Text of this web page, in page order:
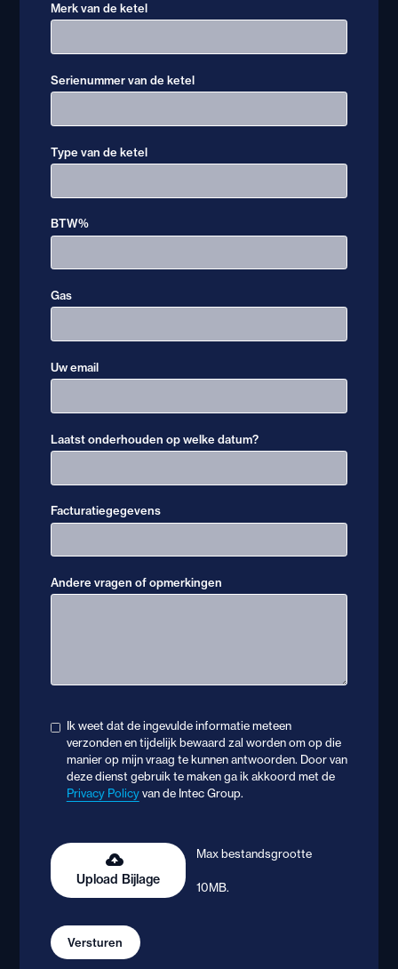
Merk van de ketel
Serienummer van de ketel
Type van de ketel
BTW%
Gas
Uw email
Laatst onderhouden op welke datum?
Facturatiegegevens
Andere vragen of opmerkingen
Ik weet dat de ingevulde informatie meteen
verzonden en tijdelijk bewaard zal worden om op die
manier op mijn vraag te kunnen antwoorden. Door van
deze dienst gebruik te maken ga ik akkoord met de
Privacy Policyvan de Intec Group.
Upload Bijlage
Max bestandsgrootte
10MB.